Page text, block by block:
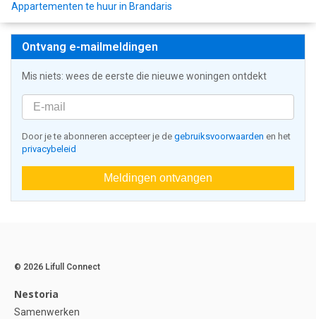
Appartementen te huur in Brandaris
Ontvang e-mailmeldingen
Mis niets: wees de eerste die nieuwe woningen ontdekt
Door je te abonneren accepteer je de gebruiksvoorwaarden en het
privacybeleid
Meldingen ontvangen
© 2026 Lifull Connect
Nestoria
Samenwerken